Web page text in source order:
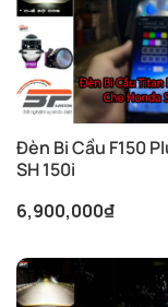
Đèn Bi Cầu F150
SH 150i
6,900,000₫